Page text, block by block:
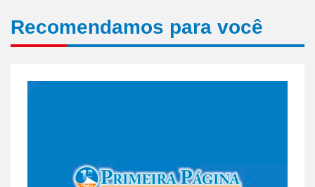
Recomendamos para você